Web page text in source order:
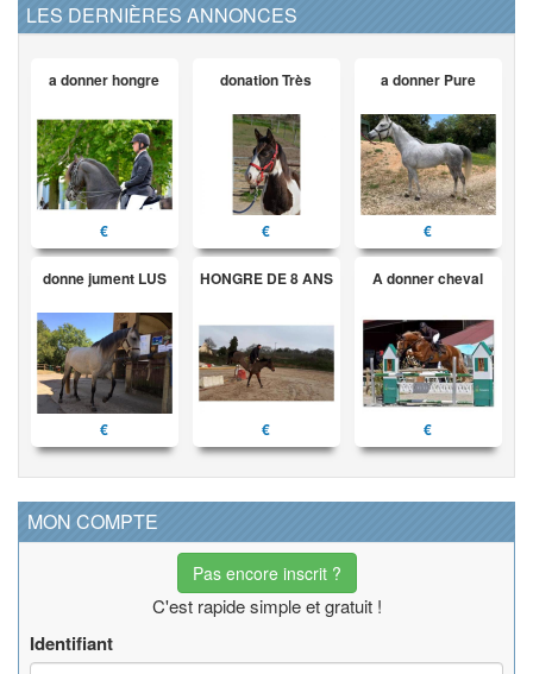
LES DERNIÈRES ANNONCES
a donner hongre
€
donation Très
€
a donner Pure
€
donne jument LUS
€
HONGRE DE 8 ANS
€
A donner cheval
€
MON COMPTE
Pas encore inscrit ?
C'est rapide simple et gratuit !
Identifiant